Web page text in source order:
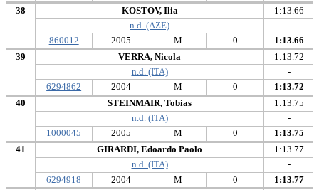
38
860012
KOSTOV, Ilia
2005 M
n.d. (AZE)
1:13.66
-
1:13.66
0
39
6294862
VERRA, Nicola
2004 M
n.d. (ITA)
1:13.72
-
1:13.72
0
40
1000045
STEINMAIR, Tobias
2005 M
n.d. (ITA)
1:13.75
-
1:13.75
0
41
6294918
GIRARDI, Edoardo Paolo
2004 M
n.d. (ITA)
1:13.77
-
1:13.77
0